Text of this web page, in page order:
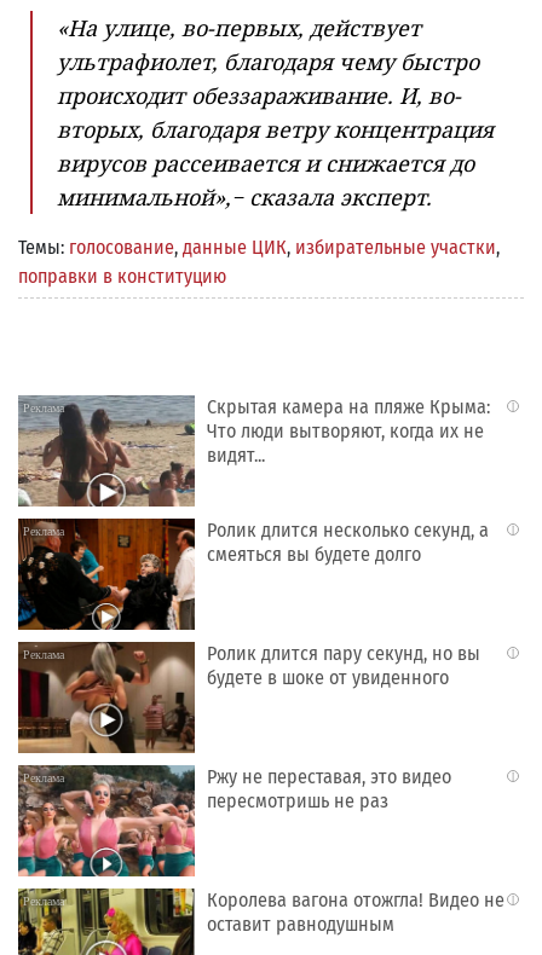
«На улице, во-первых, действует
ультрафиолет, благодаря чему быстро
происходит обеззараживание. И, во-
вторых, благодаря ветру концентрация
вирусов рассеивается и снижается до
минимальной»,− сказала эксперт.
Темы: голосование, данные ЦИК, избирательные участки,
поправки в конституцию
i
Скрытая камера на пляже Крыма:
Что люди вытворяют, когда их не
видят...
i
Ролик длится несколько секунд, а
смеяться вы будете долго
i
Ролик длится пару секунд, но вы
будете в шоке от увиденного
i
Ржу не переставая, это видео
пересмотришь не раз
i
Королева вагона отожгла! Видео не
оставит равнодушным